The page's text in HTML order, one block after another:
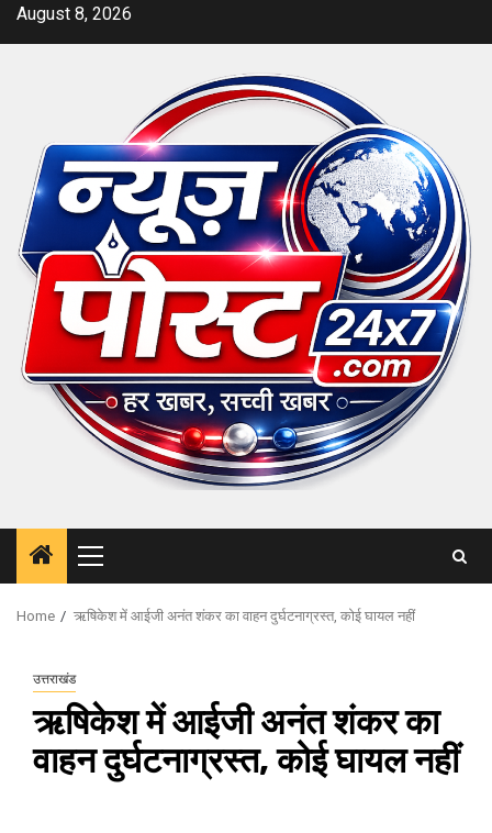
SkipAugust 8, 2026
Primary
Menu
Home ऋषिकेश में आईजी अनंत शंकर का वाहन दुर्घटनाग्रस्त, कोई घायल नहीं
उत्तराखंड
ऋषिकेश में आईजी अनंत शंकर का
वाहन दुर्घटनाग्रस्त, कोई घायल नहीं